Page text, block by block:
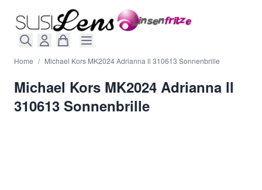
Home / Michael Kors MK2024 Adrianna ll 310613 Sonnenbrille
Michael Kors MK2024 Adrianna ll
310613 Sonnenbrille